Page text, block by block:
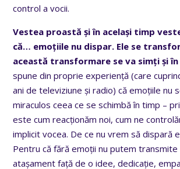
control a vocii.
Vestea proastă și în același timp
că… emoțiile nu dispar. Ele se
această transformare se va simți și
spune din proprie experiență (care
ani de televiziune și radio) că emoțiile nu
miraculos ceea ce se schimbă în timp –
este cum reacționăm noi, cum ne
implicit vocea. De ce nu vrem să dispară
Pentru că fără emoții nu putem transmite
atașament față de o idee, dedicație,